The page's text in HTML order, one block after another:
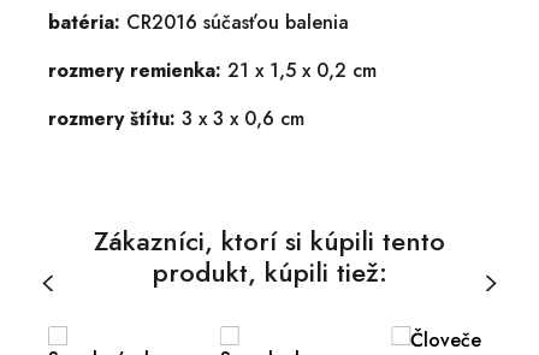
batéria: CR2016 súčasťou balenia
rozmery remienka: 21 x 1,5 x 0,2 cm
rozmery štítu: 3 x 3 x 0,6 cm
Zákazníci, ktorí si kúpili tento
produkt, kúpili tiež: